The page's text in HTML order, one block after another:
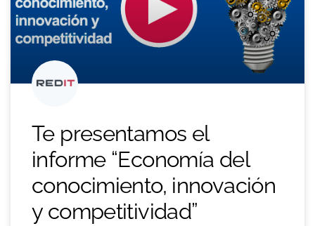
Te presentamos el
informe “Economía del
conocimiento, innovación
y competitividad”